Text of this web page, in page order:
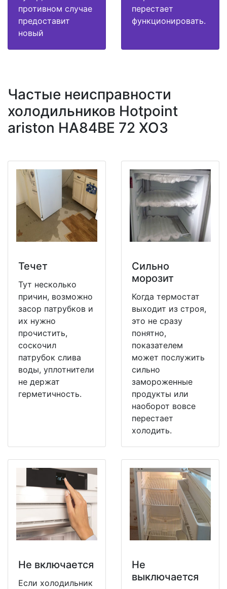
противном случае
предоставит
новый
перестает
функционировать.
Частые неисправности
холодильников Hotpoint
ariston HA84BE 72 XO3
Течет
Тут несколько
причин, возможно
засор патрубков и
их нужно
прочистить,
соскочил
патрубок слива
воды, уплотнители
не держат
герметичность.
Сильно
морозит
Когда термостат
выходит из строя,
это не сразу
понятно,
показателем
может послужить
сильно
замороженные
продукты или
наоборот вовсе
перестает
холодить.
Не включается
Если холодильник
Не
выключается